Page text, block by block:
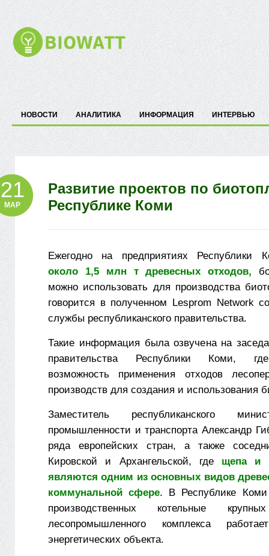
НОВОСТИ АНАЛИТИКА ИНФОРМАЦИЯ ИНТЕРВЬЮ
Развитие проектов по
Республике Коми
21
МАР
Ежегодно на предприятиях Республики
около 1,5 млн т древесных отходов,
можно использовать для производства
говорится в полученном Lesprom Network
службы республиканского правительства.
Такие информация была озвучена на
правительства Республики Коми,
возможность применения отходов
производств для создания и использования
Заместитель республиканского
промышленности и транспорта Александр
ряда европейских стран, а также
Кировской и Архангельской, гдещепа и
являются одним из основных видов
коммунальной сфере. В Республике
производственных котельные
лесопромышленного комплекса
энергетических объекта.